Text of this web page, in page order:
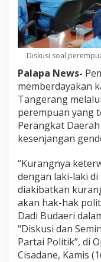
Diskusi soal
Palapa News-
memberdayakan
Tangerang
perempuan yang
Perangkat
kesenjangan
“Kurangnya
dengan laki-laki di
diakibatkan
akan hak-hak
Dadi Budaeri
“Diskusi dan
Partai Politik”, di
Cisadane, Kamis